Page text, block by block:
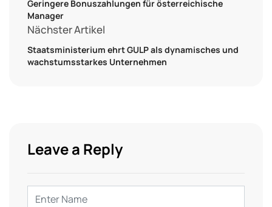
Geringere Bonuszahlungen für österreichische
Manager
Nächster Artikel
Staatsministerium ehrt GULP als dynamisches und
wachstumsstarkes Unternehmen
Leave a Reply